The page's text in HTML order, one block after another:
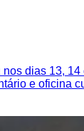
dias 13,
e oficina